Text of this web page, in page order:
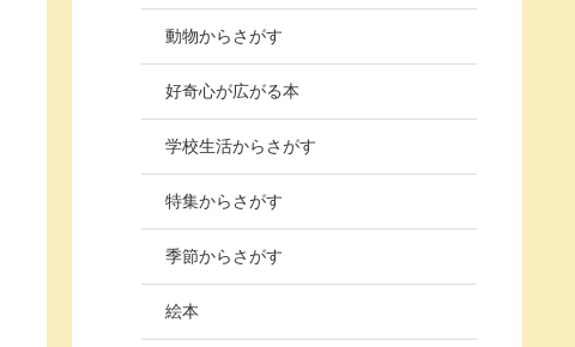
動物からさがす
好奇心が広がる本
学校生活からさがす
特集からさがす
季節からさがす
絵本